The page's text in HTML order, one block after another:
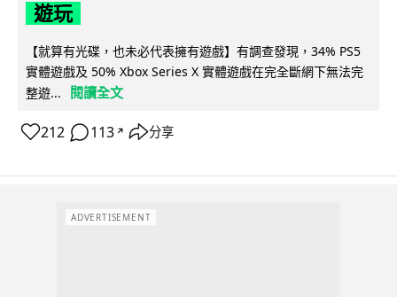
遊玩
【就算有光碟，也未必代表擁有遊戲】有調查發現，34% PS5
實體遊戲及 50% Xbox Series X 實體遊戲在完全斷網下無法完
整遊...
閱讀全文
212 113 ↗ 分享
ADVERTISEMENT